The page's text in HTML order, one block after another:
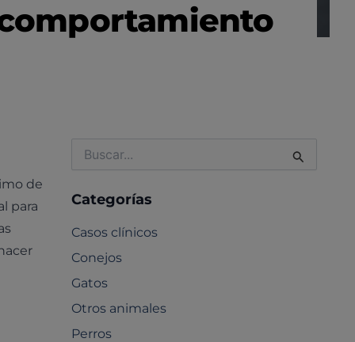
de
para
por:
Categorías
Casos clínicos
Conejos
Gatos
Otros animales
Perros